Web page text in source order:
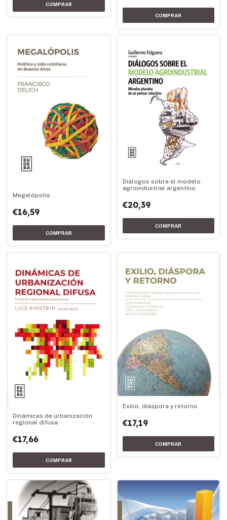
Megalópolis
€16,59
Diálogos sobre el modelo
agroindustrial argentino
€20,39
Dinámicas de urbanización
regional difusa
€17,66
Exilio, diáspora y retorno
€17,19